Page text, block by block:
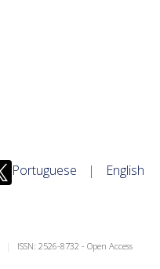
Portuguese | English
ISSN: 2526-8732 - Open Access